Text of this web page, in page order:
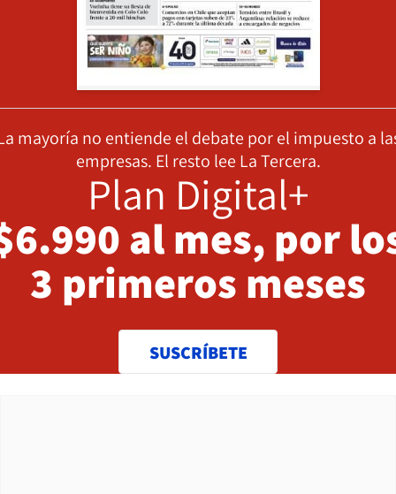
mayoría no entiende el debate por el impuesto a
empresas. El resto lee La Tercera.
Plan Digital+
al mes, por
3 primeros meses
SUSCRÍBETE